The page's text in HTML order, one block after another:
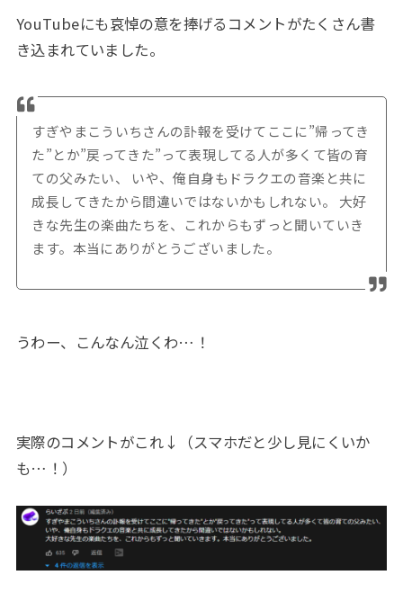
YouTubeにも哀悼の意を捧げるコメントがたくさん書
き込まれていました。
すぎやまこういちさんの訃報を受けてここに”帰ってき
た”とか”戻ってきた”って表現してる人が多くて皆の育
ての父みたい、 いや、俺自身もドラクエの音楽と共に
成長してきたから間違いではないかもしれない。 大好
きな先生の楽曲たちを、これからもずっと聞いていき
ます。本当にありがとうございました。
うわー、こんなん泣くわ…！
実際のコメントがこれ↓（スマホだと少し見にくいか
も…！）